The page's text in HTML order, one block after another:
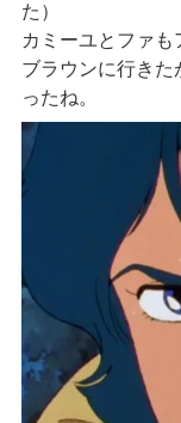
た）
カミーユとファ
ブラウンに行き
ったね。